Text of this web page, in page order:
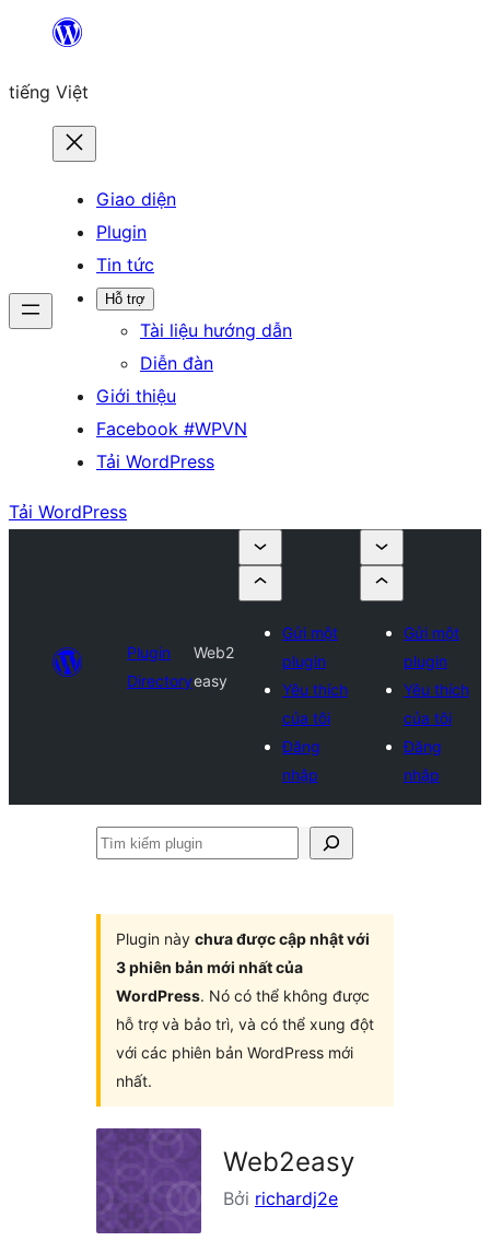
Chuyển
phần
tiếng Việt
Giao diện
Plugin
Tin tức
Hỗ trợ
Tài liệu hướng dẫn
Diễn đàn
Giới thiệu
Facebook #WPVN
Tải WordPress
Tải WordPress
Plugin
Directory
Web2
easy
Gửi một
plugin
Yêu thích
của tôi
Đăng
nhập
Gửi một
plugin
Yêu thích
của tôi
Đăng
nhập
Tìm
Plugin này chưa được cập nhật với
3 phiên bản mới nhất của
WordPress. Nó có thể không được
hỗ trợ và bảo trì, và có thể xung đột
với các phiên bản WordPress mới
nhất.
Web2easy
Bởi richardj2e